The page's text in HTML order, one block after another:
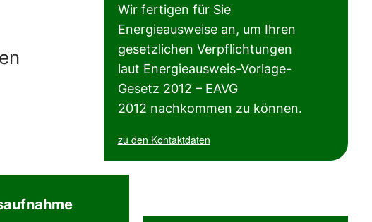
energieausweis Salzkammergut, energieausweis traunsee wer erstellt Energieausweis, wer erstellt Energieausweise, wer
in oö, wer erstellt Energieausweis oö, wer erstellt Energieausweise oö, wer macht Energieausweis, wer macht
in oö, wer macht Energieausweis oö, wer macht Energieausweise oö, energieausweis beantragen,
Wir fertigen für Sie
Energieausweise an, um Ihren
gesetzlichen Verpflichtungen
laut Energieausweis-Vorlage-
Gesetz 2012 – EAVG
2012 nachkommen zu können.
zu den Kontaktdaten